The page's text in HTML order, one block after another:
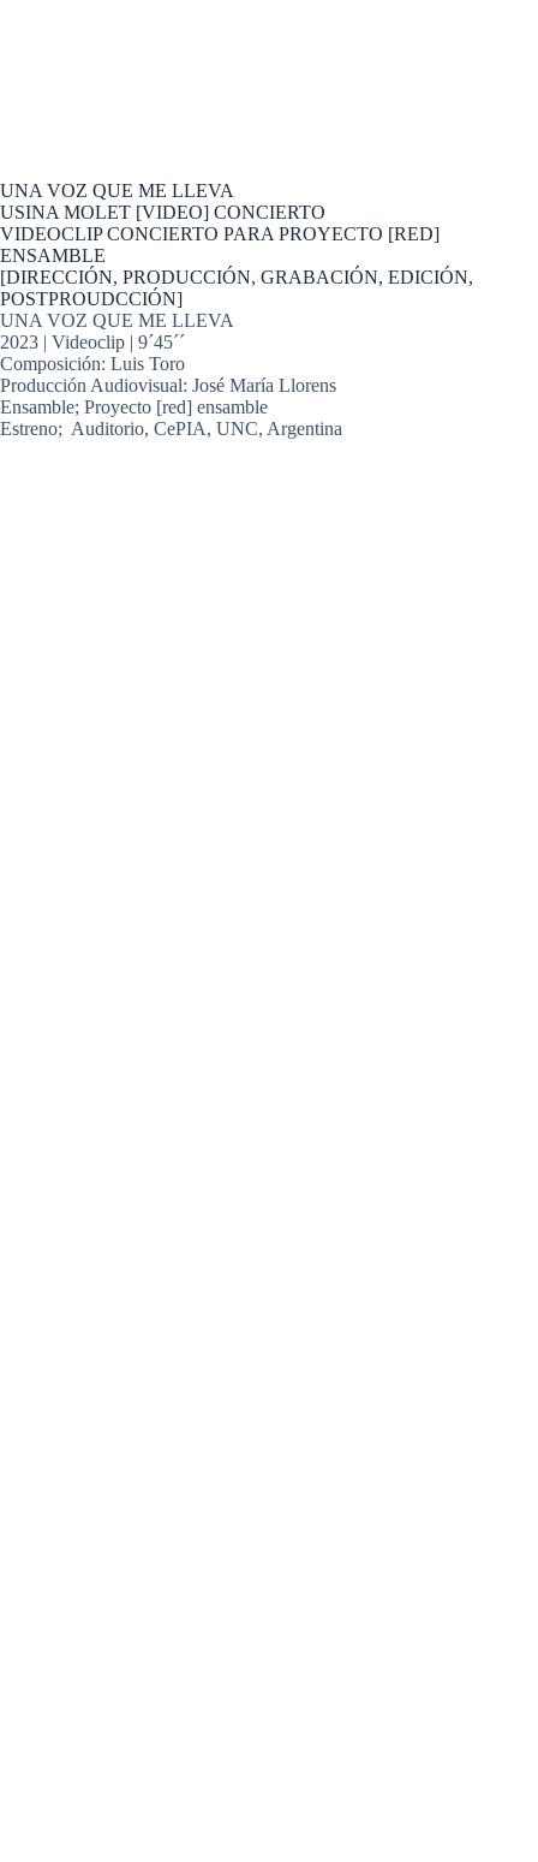
UNA VOZ QUE ME LLEVA
USINA MOLET [VIDEO] CONCIERTO
VIDEOCLIP CONCIERTO PARA PROYECTO [RED]
ENSAMBLE
[DIRECCIÓN, PRODUCCIÓN, GRABACIÓN, EDICIÓN,
POSTPROUDCCIÓN]
UNA VOZ QUE ME LLEVA
2023 | Videoclip | 9´45´´
Composición: Luis Toro
Producción Audiovisual: José María Llorens
Ensamble; Proyecto [red] ensamble
Estreno; Auditorio, CePIA, UNC, Argentina